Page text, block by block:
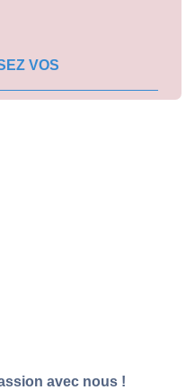
VOS
avec nous !